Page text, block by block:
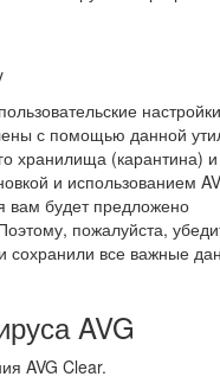
настройки
с помощью данной
хранилища (карантина) и
и использованием
вам будет предложено
пожалуйста,
сохранили все важные
AVG
AVG Clear.